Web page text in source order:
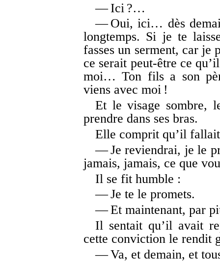
— Ici ?…
— Oui, ici… dès
longtemps. Si je te
fasses un serment, car
ce serait peut-être ce
moi… Ton fils a son
viens avec moi !
Et le visage sombre,
prendre dans ses bras.
Elle comprit qu’il
— Je reviendrai, je le
jamais, jamais, ce que
Il se fit humble :
— Je te le promets.
— Et maintenant, par
Il sentait qu’il avait
cette conviction le rendit
— Va, et demain, et